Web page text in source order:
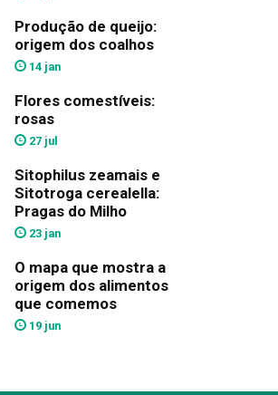
Produção de queijo:
origem dos coalhos
14 jan
Flores comestíveis:
rosas
27 jul
Sitophilus zeamais e
Sitotroga cerealella:
Pragas do Milho
23 jan
O mapa que mostra a
origem dos alimentos
que comemos
19 jun